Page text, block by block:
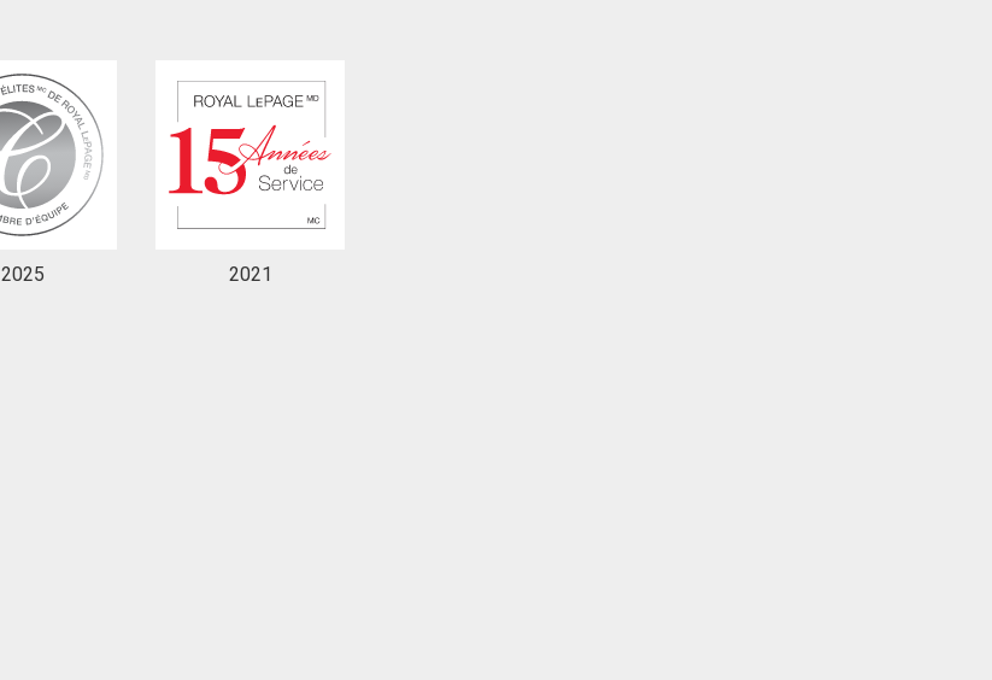
conditions d'utilisation et vous nous fournissez l'autorisation écrite de communiquer avec vous.
2025 2021